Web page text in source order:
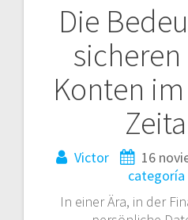
Die
Konten
Victor 16
categoría
In einer Ära, in der
Navegación
entradas